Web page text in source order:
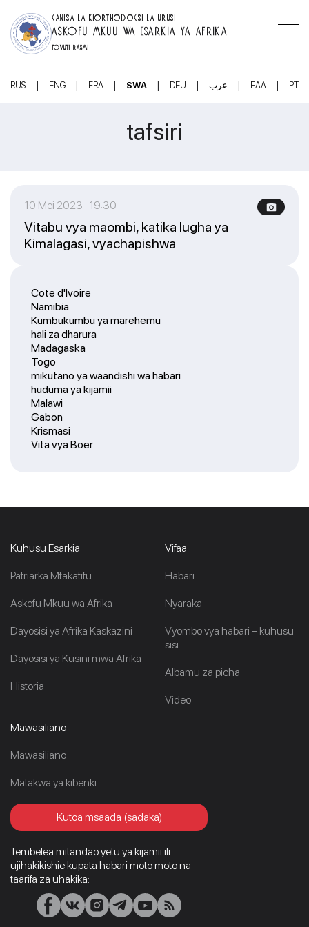
KANISA LA KIORTHODOKSI LA URUSI
ASKOFU MKUU WA ESARKIA YA AFRIKA
TOVUTI RASMI
RUS | ENG | FRA | SWA | DEU | عرب | ΕΛΛ | PT
tafsiri
Cote d'Ivoire
Namibia
Kumbukumbu ya marehemu
hali za dharura
Madagaska
Togo
mikutano ya waandishi wa habari
huduma ya kijamii
Malawi
Gabon
Krismasi
Vita vya Boer
10 Mei 2023 19:30
Vitabu vya maombi, katika lugha ya
Kimalagasi, vyachapishwa
Kuhusu Esarkia
Patriarka Mtakatifu
Askofu Mkuu wa Afrika
Dayosisi ya Afrika Kaskazini
Dayosisi ya Kusini mwa Afrika
Historia
Vifaa
Habari
Nyaraka
Vyombo vya habari – kuhusu
sisi
Albamu za picha
Video
Mawasiliano
Mawasiliano
Matakwa ya kibenki
Kutoa msaada (sadaka)
Tembelea mitandao yetu ya kijamii ili
ujihakikishie kupata habari moto moto na
taarifa za uhakika: